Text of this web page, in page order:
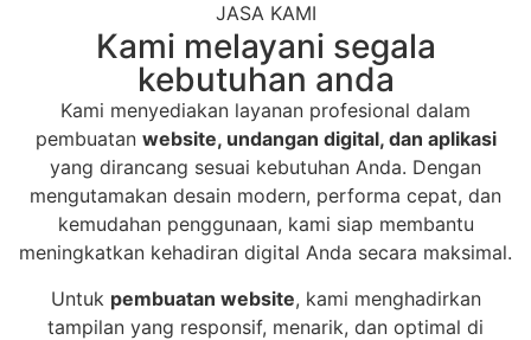
JASA KAMI
Kami melayani segala
kebutuhan anda
Kami menyediakan layanan profesional dalam
pembuatan website, undangan digital, dan aplikasi
yang dirancang sesuai kebutuhan Anda. Dengan
mengutamakan desain modern, performa cepat, dan
kemudahan penggunaan, kami siap membantu
meningkatkan kehadiran digital Anda secara maksimal.
Untuk pembuatan website, kami menghadirkan
tampilan yang responsif, menarik, dan optimal di